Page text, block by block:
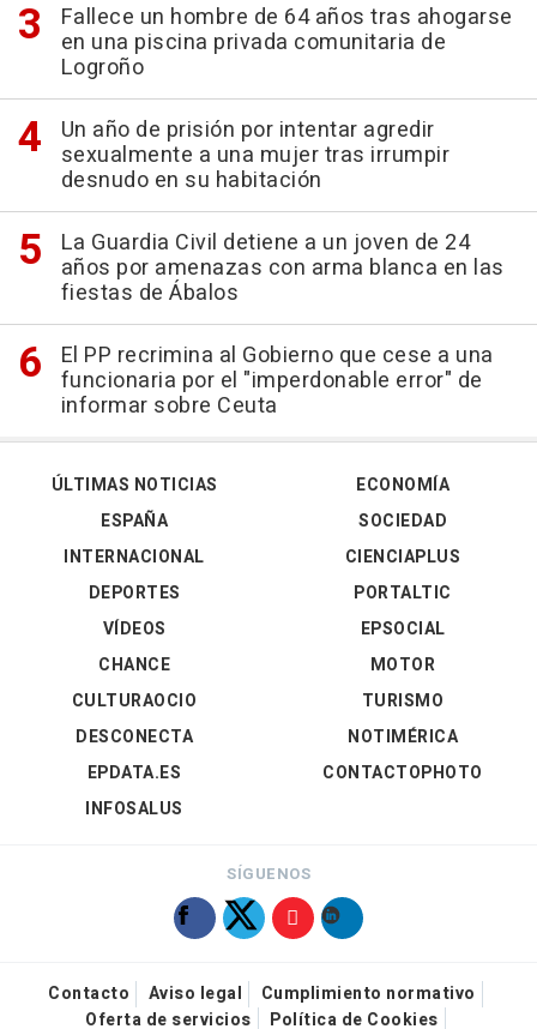
Fallece un hombre de 64 años tras ahogarse
en una piscina privada comunitaria de
Logroño
Un año de prisión por intentar agredir
sexualmente a una mujer tras irrumpir
desnudo en su habitación
La Guardia Civil detiene a un joven de 24
años por amenazas con arma blanca en las
fiestas de Ábalos
El PP recrimina al Gobierno que cese a una
funcionaria por el "imperdonable error" de
informar sobre Ceuta
ÚLTIMAS NOTICIAS
ESPAÑA
INTERNACIONAL
DEPORTES
VÍDEOS
ECONOMÍA
SOCIEDAD
CIENCIAPLUS
PORTALTIC
EPSOCIAL
CHANCE
CULTURAOCIO
DESCONECTA
EPDATA.ES
INFOSALUS
MOTOR
TURISMO
NOTIMÉRICA
CONTACTOPHOTO
SÍGUENOS
Contacto Aviso legal
Cumplimiento normativo
Oferta de servicios
Política de Cookies